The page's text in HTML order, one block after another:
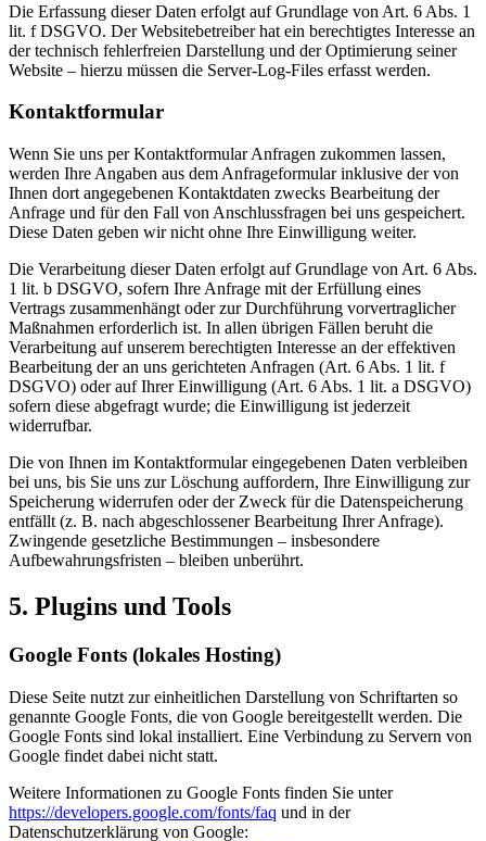
Die Erfassung dieser Daten erfolgt auf Grundlage von Art. 6 Abs. 1
lit. f DSGVO. Der Websitebetreiber hat ein berechtigtes Interesse an
der technisch fehlerfreien Darstellung und der Optimierung seiner
Website – hierzu müssen die Server-Log-Files erfasst werden.
Kontaktformular
Wenn Sie uns per Kontaktformular Anfragen zukommen lassen,
werden Ihre Angaben aus dem Anfrageformular inklusive der von
Ihnen dort angegebenen Kontaktdaten zwecks Bearbeitung der
Anfrage und für den Fall von Anschlussfragen bei uns gespeichert.
Diese Daten geben wir nicht ohne Ihre Einwilligung weiter.
Die Verarbeitung dieser Daten erfolgt auf Grundlage von Art. 6 Abs.
1 lit. b DSGVO, sofern Ihre Anfrage mit der Erfüllung eines
Vertrags zusammenhängt oder zur Durchführung vorvertraglicher
Maßnahmen erforderlich ist. In allen übrigen Fällen beruht die
Verarbeitung auf unserem berechtigten Interesse an der effektiven
Bearbeitung der an uns gerichteten Anfragen (Art. 6 Abs. 1 lit. f
DSGVO) oder auf Ihrer Einwilligung (Art. 6 Abs. 1 lit. a DSGVO)
sofern diese abgefragt wurde; die Einwilligung ist jederzeit
widerrufbar.
Die von Ihnen im Kontaktformular eingegebenen Daten verbleiben
bei uns, bis Sie uns zur Löschung auffordern, Ihre Einwilligung zur
Speicherung widerrufen oder der Zweck für die Datenspeicherung
entfällt (z. B. nach abgeschlossener Bearbeitung Ihrer Anfrage).
Zwingende gesetzliche Bestimmungen – insbesondere
Aufbewahrungsfristen – bleiben unberührt.
5. Plugins und Tools
Google Fonts (lokales Hosting)
Diese Seite nutzt zur einheitlichen Darstellung von Schriftarten so
genannte Google Fonts, die von Google bereitgestellt werden. Die
Google Fonts sind lokal installiert. Eine Verbindung zu Servern von
Google findet dabei nicht statt.
Weitere Informationen zu Google Fonts finden Sie unter
https://developers.google.com/fonts/faq und in der
Datenschutzerklärung von Google: